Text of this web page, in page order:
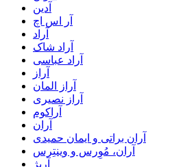
آدین
آر اس اچ
آراد
آراد شاک
آراد عباسی
آراز
آراز المان
آراز نصیری
آراکوم
آران
آران براتی و ایمان حمیدی
آران، مُوِرس و وینتِرس
آرپژ